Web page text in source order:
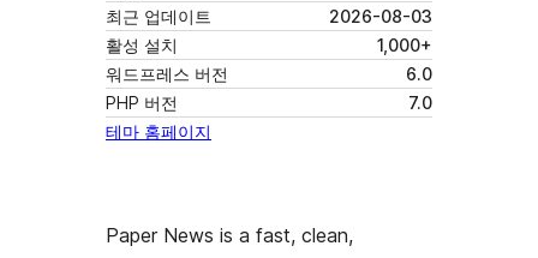
최근 업데이트
2026-08-03
활성 설치
1,000+
워드프레스 버전
6.0
PHP 버전
7.0
테마 홈페이지
Paper News is a fast, clean,